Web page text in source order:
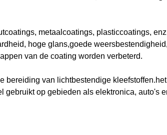
metaalcoatings, plasticcoatings,
hoge glans,goede
van de coating worden verbeterd.
bereiding van lichtbestendige
gebruikt op gebieden als elektronica, auto's